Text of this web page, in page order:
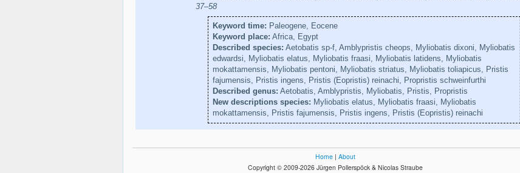
37–58
Keyword time: Paleogene, Eocene
Keyword place: Africa, Egypt
Described species: Aetobatis sp-f, Amblypristis cheops, Myliobatis dixoni, Myliobatis
edwardsi, Myliobatis elatus, Myliobatis fraasi, Myliobatis latidens, Myliobatis
mokattamensis, Myliobatis pentoni, Myliobatis striatus, Myliobatis toliapicus, Pristis
fajumensis, Pristis ingens, Pristis (Eopristis) reinachi, Propristis schweinfurthi
Described genus: Aetobatis, Amblypristis, Myliobatis, Pristis, Propristis
New descriptions species: Myliobatis elatus, Myliobatis fraasi, Myliobatis
mokattamensis, Pristis fajumensis, Pristis ingens, Pristis (Eopristis) reinachi
Home | About
Copyright © 2009-2026 Jürgen Pollerspöck & Nicolas Straube